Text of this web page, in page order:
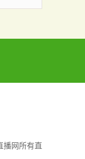
播网所有直